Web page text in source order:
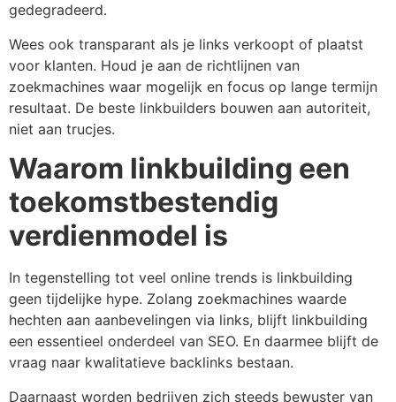
gedegradeerd.
Wees ook transparant als je links verkoopt of plaatst
voor klanten. Houd je aan de richtlijnen van
zoekmachines waar mogelijk en focus op lange termijn
resultaat. De beste linkbuilders bouwen aan autoriteit,
niet aan trucjes.
Waarom linkbuilding een
toekomstbestendig
verdienmodel is
In tegenstelling tot veel online trends is linkbuilding
geen tijdelijke hype. Zolang zoekmachines waarde
hechten aan aanbevelingen via links, blijft linkbuilding
een essentieel onderdeel van SEO. En daarmee blijft de
vraag naar kwalitatieve backlinks bestaan.
Daarnaast worden bedrijven zich steeds bewuster van